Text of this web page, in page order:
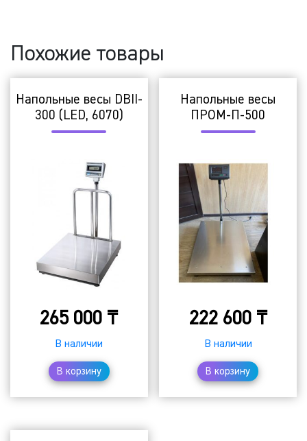
Похожие товары
Напольные весы DBII-
300 (LED, 6070)
265 000 ₸
В наличии
В корзину
Напольные весы
ПРОМ-П-500
222 600 ₸
В наличии
В корзину